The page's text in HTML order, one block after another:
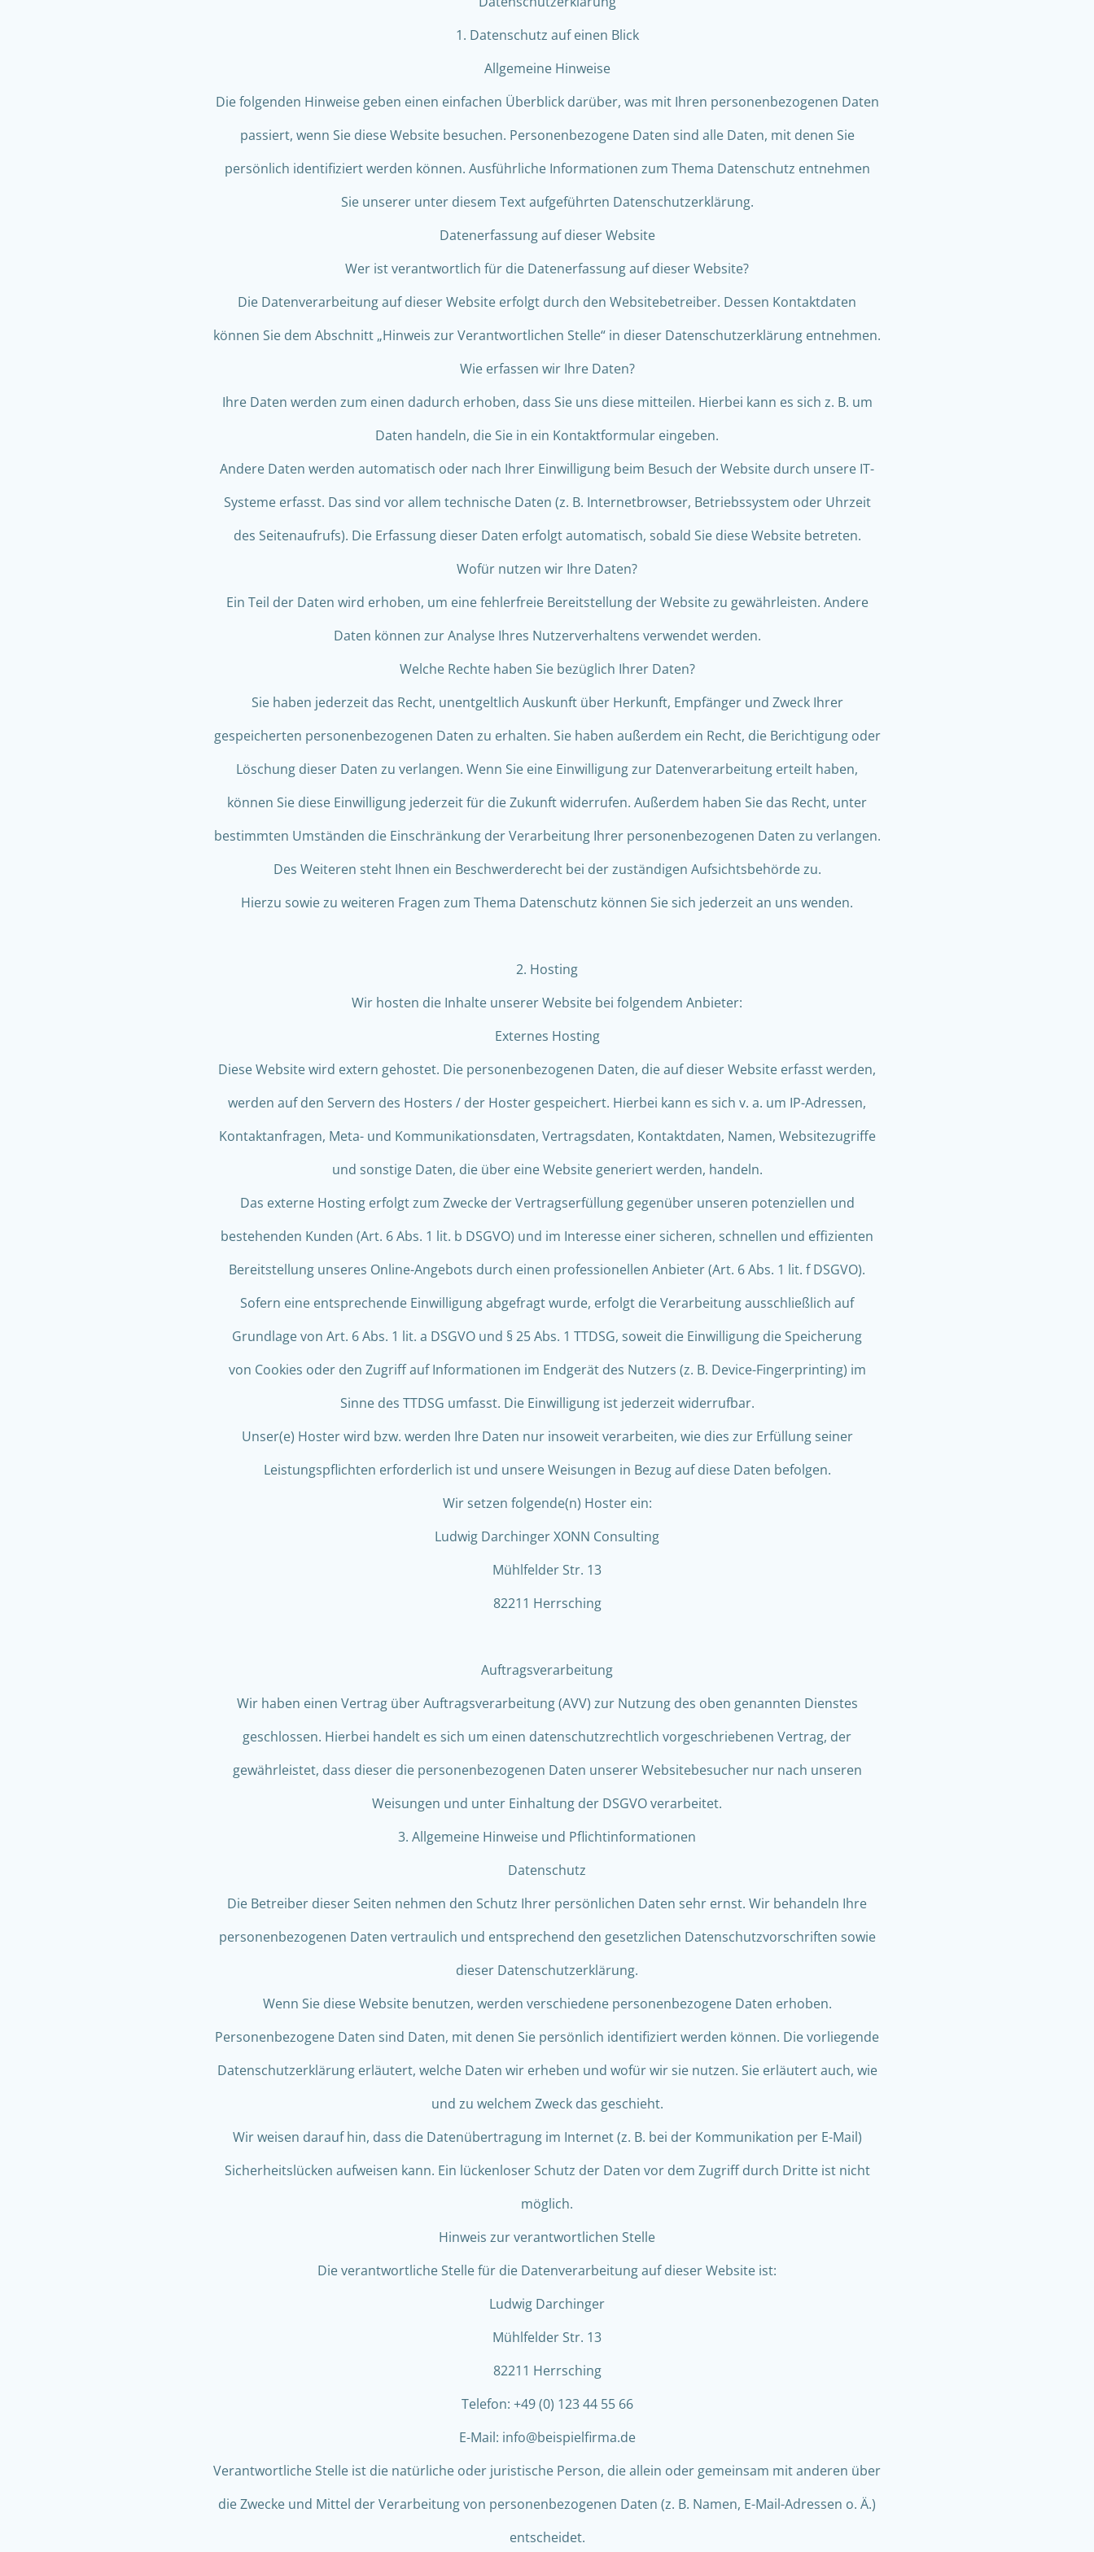
1. Datenschutz auf einen Blick
Allgemeine Hinweise
Die folgenden Hinweise geben einen einfachen Überblick darüber, was mit Ihren personenbezogenen Daten
passiert, wenn Sie diese Website besuchen. Personenbezogene Daten sind alle Daten, mit denen Sie
persönlich identifiziert werden können. Ausführliche Informationen zum Thema Datenschutz entnehmen
Sie unserer unter diesem Text aufgeführten Datenschutzerklärung.
Datenerfassung auf dieser Website
Wer ist verantwortlich für die Datenerfassung auf dieser Website?
Die Datenverarbeitung auf dieser Website erfolgt durch den Websitebetreiber. Dessen Kontaktdaten
können Sie dem Abschnitt „Hinweis zur Verantwortlichen Stelle“ in dieser Datenschutzerklärung entnehmen.
Wie erfassen wir Ihre Daten?
Ihre Daten werden zum einen dadurch erhoben, dass Sie uns diese mitteilen. Hierbei kann es sich z. B. um
Daten handeln, die Sie in ein Kontaktformular eingeben.
Andere Daten werden automatisch oder nach Ihrer Einwilligung beim Besuch der Website durch unsere IT-
Systeme erfasst. Das sind vor allem technische Daten (z. B. Internetbrowser, Betriebssystem oder Uhrzeit
des Seitenaufrufs). Die Erfassung dieser Daten erfolgt automatisch, sobald Sie diese Website betreten.
Wofür nutzen wir Ihre Daten?
Ein Teil der Daten wird erhoben, um eine fehlerfreie Bereitstellung der Website zu gewährleisten. Andere
Daten können zur Analyse Ihres Nutzerverhaltens verwendet werden.
Welche Rechte haben Sie bezüglich Ihrer Daten?
Sie haben jederzeit das Recht, unentgeltlich Auskunft über Herkunft, Empfänger und Zweck Ihrer
gespeicherten personenbezogenen Daten zu erhalten. Sie haben außerdem ein Recht, die Berichtigung oder
Löschung dieser Daten zu verlangen. Wenn Sie eine Einwilligung zur Datenverarbeitung erteilt haben,
können Sie diese Einwilligung jederzeit für die Zukunft widerrufen. Außerdem haben Sie das Recht, unter
bestimmten Umständen die Einschränkung der Verarbeitung Ihrer personenbezogenen Daten zu verlangen.
Des Weiteren steht Ihnen ein Beschwerderecht bei der zuständigen Aufsichtsbehörde zu.
Hierzu sowie zu weiteren Fragen zum Thema Datenschutz können Sie sich jederzeit an uns wenden.
2. Hosting
Wir hosten die Inhalte unserer Website bei folgendem Anbieter:
Externes Hosting
Diese Website wird extern gehostet. Die personenbezogenen Daten, die auf dieser Website erfasst werden,
werden auf den Servern des Hosters / der Hoster gespeichert. Hierbei kann es sich v. a. um IP-Adressen,
Kontaktanfragen, Meta- und Kommunikationsdaten, Vertragsdaten, Kontaktdaten, Namen, Websitezugriffe
und sonstige Daten, die über eine Website generiert werden, handeln.
Das externe Hosting erfolgt zum Zwecke der Vertragserfüllung gegenüber unseren potenziellen und
bestehenden Kunden (Art. 6 Abs. 1 lit. b DSGVO) und im Interesse einer sicheren, schnellen und effizienten
Bereitstellung unseres Online-Angebots durch einen professionellen Anbieter (Art. 6 Abs. 1 lit. f DSGVO).
Sofern eine entsprechende Einwilligung abgefragt wurde, erfolgt die Verarbeitung ausschließlich auf
Grundlage von Art. 6 Abs. 1 lit. a DSGVO und § 25 Abs. 1 TTDSG, soweit die Einwilligung die Speicherung
von Cookies oder den Zugriff auf Informationen im Endgerät des Nutzers (z. B. Device-Fingerprinting) im
Sinne des TTDSG umfasst. Die Einwilligung ist jederzeit widerrufbar.
Unser(e) Hoster wird bzw. werden Ihre Daten nur insoweit verarbeiten, wie dies zur Erfüllung seiner
Leistungspflichten erforderlich ist und unsere Weisungen in Bezug auf diese Daten befolgen.
Wir setzen folgende(n) Hoster ein:
Ludwig Darchinger XONN Consulting
Mühlfelder Str. 13
82211 Herrsching
Auftragsverarbeitung
Wir haben einen Vertrag über Auftragsverarbeitung (AVV) zur Nutzung des oben genannten Dienstes
geschlossen. Hierbei handelt es sich um einen datenschutzrechtlich vorgeschriebenen Vertrag, der
gewährleistet, dass dieser die personenbezogenen Daten unserer Websitebesucher nur nach unseren
Weisungen und unter Einhaltung der DSGVO verarbeitet.
3. Allgemeine Hinweise und Pflichtinformationen
Datenschutz
Die Betreiber dieser Seiten nehmen den Schutz Ihrer persönlichen Daten sehr ernst. Wir behandeln Ihre
personenbezogenen Daten vertraulich und entsprechend den gesetzlichen Datenschutzvorschriften sowie
dieser Datenschutzerklärung.
Wenn Sie diese Website benutzen, werden verschiedene personenbezogene Daten erhoben.
Personenbezogene Daten sind Daten, mit denen Sie persönlich identifiziert werden können. Die vorliegende
Datenschutzerklärung erläutert, welche Daten wir erheben und wofür wir sie nutzen. Sie erläutert auch, wie
und zu welchem Zweck das geschieht.
Wir weisen darauf hin, dass die Datenübertragung im Internet (z. B. bei der Kommunikation per E-Mail)
Sicherheitslücken aufweisen kann. Ein lückenloser Schutz der Daten vor dem Zugriff durch Dritte ist nicht
möglich.
Hinweis zur verantwortlichen Stelle
Die verantwortliche Stelle für die Datenverarbeitung auf dieser Website ist:
Ludwig Darchinger
Mühlfelder Str. 13
82211 Herrsching
Telefon: +49 (0) 123 44 55 66
E-Mail: info@beispielfirma.de
Verantwortliche Stelle ist die natürliche oder juristische Person, die allein oder gemeinsam mit anderen über
die Zwecke und Mittel der Verarbeitung von personenbezogenen Daten (z. B. Namen, E-Mail-Adressen o. Ä.)
entscheidet.